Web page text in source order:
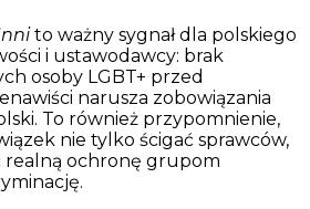
to ważny sygnał dla polskiego
i ustawodawcy: brak
osoby LGBT+ przed
narusza zobowiązania
To również przypomnienie,
nie tylko ścigać sprawców,
realną ochronę grupom